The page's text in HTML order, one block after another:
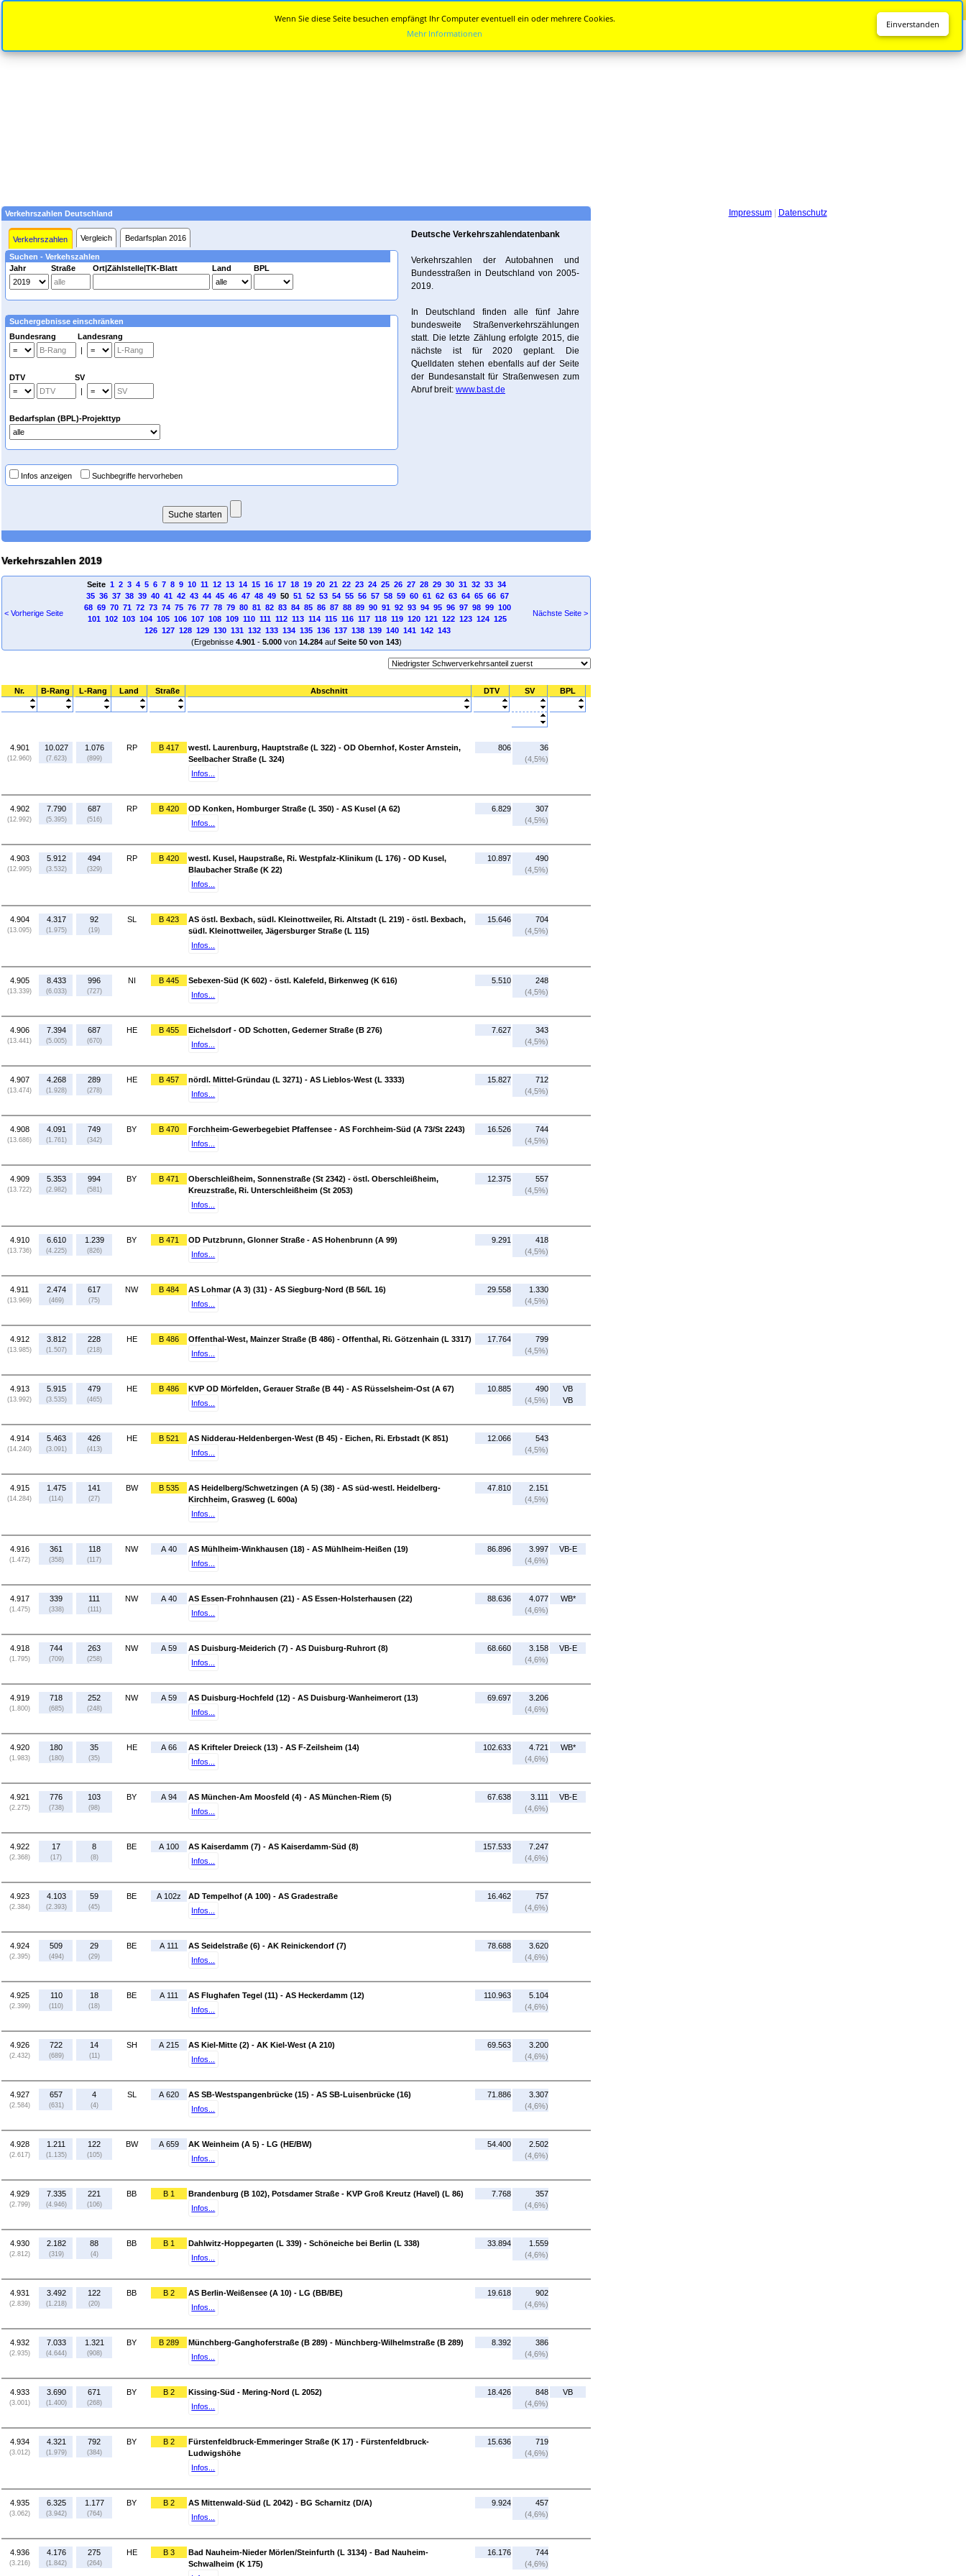
Verkehrszahlen Deutschland
Verkehrszahlen Vergleich Bedarfsplan 2016
Suchen - Verkehszahlen
Jahr
Straße Ort|Zählstelle|TK-Blatt Land BPL
Suchergebnisse einschränken
Bundesrang Landesrang
|
DTV SV
|
Bedarfsplan (BPL)-Projekttyp
Infos anzeigen Suchbegriffe hervorheben
Deutsche Verkehrszahlendatenbank
Verkehrszahlen der Autobahnen und
Bundesstraßen in Deutschland von 2005-
2019.
In Deutschland finden alle fünf Jahre
bundesweite Straßenverkehrszählungen
statt. Die letzte Zählung erfolgte 2015, die
nächste ist für 2020 geplant. Die
Quelldaten stehen ebenfalls auf der Seite
der Bundesanstalt für Straßenwesen zum
Abruf breit: www.bast.de
Verkehrszahlen 2019
< Vorherige Seite
Seite 1 2 3 4 5 6 7 8 9 10 11 12 13 14 15 16 17 18 19 20 21 22 23 24 25 26 27 28 29 30 31 32 33 34
35 36 37 38 39 40 41 42 43 44 45 46 47 48 4950 51 52 53 54 55 56 57 58 59 60 61 62 63 64 65 66 67
68 69 70 71 72 73 74 75 76 77 78 79 80 81 82 83 84 85 86 87 88 89 90 91 92 93 94 95 96 97 98 99 100
101 102 103 104 105 106 107 108 109 110 111 112 113 114 115 116 117 118 119 120 121 122 123 124 125
126 127 128 129 130 131 132 133 134 135 136 137 138 139 140 141 142 143
(Ergebnisse 4.901- 5.000von 14.284auf Seite 50 von 143)
Nächste Seite >
Nr. B-Rang L-Rang Land Straße Abschnitt DTV SV BPL
4.901
(12.960)
10.027
(7.623)
1.076
(899)
RP B 417
westl. Laurenburg, Hauptstraße (L 322) - OD Obernhof, Koster Arnstein,
Seelbacher Straße (L 324)
Infos...
806
36
(4,5%)
4.902
(12.992)
7.790
(5.395)
687
(516)
RP B 420
OD Konken, Homburger Straße (L 350) - AS Kusel (A 62)
Infos...
6.829
307
(4,5%)
4.903
(12.995)
5.912
(3.532)
494
(329)
RP B 420
westl. Kusel, Haupstraße, Ri. Westpfalz-Klinikum (L 176) - OD Kusel,
Blaubacher Straße (K 22)
Infos...
10.897
490
(4,5%)
4.904
(13.095)
4.317
(1.975)
92
(19)
SL B 423
AS östl. Bexbach, südl. Kleinottweiler, Ri. Altstadt (L 219) - östl. Bexbach,
südl. Kleinottweiler, Jägersburger Straße (L 115)
Infos...
15.646
704
(4,5%)
4.905
(13.339)
8.433
(6.033)
996
(727)
NI B 445
Sebexen-Süd (K 602) - östl. Kalefeld, Birkenweg (K 616)
Infos...
5.510
248
(4,5%)
4.906
(13.441)
7.394
(5.005)
687
(670)
HE B 455
Eichelsdorf - OD Schotten, Gederner Straße (B 276)
Infos...
7.627
343
(4,5%)
4.907
(13.474)
4.268
(1.928)
289
(278)
HE B 457
nördl. Mittel-Gründau (L 3271) - AS Lieblos-West (L 3333)
Infos...
15.827
712
(4,5%)
4.908
(13.686)
4.091
(1.761)
749
(342)
BY B 470
Forchheim-Gewerbegebiet Pfaffensee - AS Forchheim-Süd (A 73/St 2243)
Infos...
16.526
744
(4,5%)
4.909
(13.722)
5.353
(2.982)
994
(581)
BY B 471
Oberschleißheim, Sonnenstraße (St 2342) - östl. Oberschleißheim,
Kreuzstraße, Ri. Unterschleißheim (St 2053)
Infos...
12.375
557
(4,5%)
4.910
(13.736)
6.610
(4.225)
1.239
(826)
BY B 471
OD Putzbrunn, Glonner Straße - AS Hohenbrunn (A 99)
Infos...
9.291
418
(4,5%)
4.911
(13.969)
2.474
(469)
617
(75)
NW B 484
AS Lohmar (A 3) (31) - AS Siegburg-Nord (B 56/L 16)
Infos...
29.558
1.330
(4,5%)
4.912
(13.985)
3.812
(1.507)
228
(218)
HE B 486
Offenthal-West, Mainzer Straße (B 486) - Offenthal, Ri. Götzenhain (L 3317)
Infos...
17.764
799
(4,5%)
4.913
(13.992)
5.915
(3.535)
479
(465)
HE B 486
KVP OD Mörfelden, Gerauer Straße (B 44) - AS Rüsselsheim-Ost (A 67)
Infos...
10.885
490
(4,5%)
VB
VB
4.914
(14.240)
5.463
(3.091)
426
(413)
HE B 521
AS Nidderau-Heldenbergen-West (B 45) - Eichen, Ri. Erbstadt (K 851)
Infos...
12.066
543
(4,5%)
4.915
(14.284)
1.475
(114)
141
(27)
BW B 535
AS Heidelberg/Schwetzingen (A 5) (38) - AS süd-westl. Heidelberg-
Kirchheim, Grasweg (L 600a)
Infos...
47.810
2.151
(4,5%)
4.916
(1.472)
361
(358)
118
(117)
NW A 40
AS Mühlheim-Winkhausen (18) - AS Mühlheim-Heißen (19)
Infos...
86.896
3.997
(4,6%)
VB-E
4.917
(1.475)
339
(338)
111
(111)
NW A 40
AS Essen-Frohnhausen (21) - AS Essen-Holsterhausen (22)
Infos...
88.636
4.077
(4,6%)
WB*
4.918
(1.795)
744
(709)
263
(258)
NW A 59
AS Duisburg-Meiderich (7) - AS Duisburg-Ruhrort (8)
Infos...
68.660
3.158
(4,6%)
VB-E
4.919
(1.800)
718
(685)
252
(248)
NW A 59
AS Duisburg-Hochfeld (12) - AS Duisburg-Wanheimerort (13)
Infos...
69.697
3.206
(4,6%)
4.920
(1.983)
180
(180)
35
(35)
HE A 66
AS Krifteler Dreieck (13) - AS F-Zeilsheim (14)
Infos...
102.633
4.721
(4,6%)
WB*
4.921
(2.275)
776
(738)
103
(98)
BY A 94
AS München-Am Moosfeld (4) - AS München-Riem (5)
Infos...
67.638
3.111
(4,6%)
VB-E
4.922
(2.368)
17
(17)
8
(8)
BE A 100
AS Kaiserdamm (7) - AS Kaiserdamm-Süd (8)
Infos...
157.533
7.247
(4,6%)
4.923
(2.384)
4.103
(2.393)
59
(45)
BE A 102z
AD Tempelhof (A 100) - AS Gradestraße
Infos...
16.462
757
(4,6%)
4.924
(2.395)
509
(494)
29
(29)
BE A 111
AS Seidelstraße (6) - AK Reinickendorf (7)
Infos...
78.688
3.620
(4,6%)
4.925
(2.399)
110
(110)
18
(18)
BE A 111
AS Flughafen Tegel (11) - AS Heckerdamm (12)
Infos...
110.963
5.104
(4,6%)
4.926
(2.432)
722
(689)
14
(11)
SH A 215
AS Kiel-Mitte (2) - AK Kiel-West (A 210)
Infos...
69.563
3.200
(4,6%)
4.927
(2.584)
657
(631)
4
(4)
SL A 620
AS SB-Westspangenbrücke (15) - AS SB-Luisenbrücke (16)
Infos...
71.886
3.307
(4,6%)
4.928
(2.617)
1.211
(1.135)
122
(105)
BW A 659
AK Weinheim (A 5) - LG (HE/BW)
Infos...
54.400
2.502
(4,6%)
4.929
(2.799)
7.335
(4.946)
221
(106)
BB B 1
Brandenburg (B 102), Potsdamer Straße - KVP Groß Kreutz (Havel) (L 86)
Infos...
7.768
357
(4,6%)
4.930
(2.812)
2.182
(319)
88
(4)
BB B 1
Dahlwitz-Hoppegarten (L 339) - Schöneiche bei Berlin (L 338)
Infos...
33.894
1.559
(4,6%)
4.931
(2.839)
3.492
(1.218)
122
(20)
BB B 2
AS Berlin-Weißensee (A 10) - LG (BB/BE)
Infos...
19.618
902
(4,6%)
4.932
(2.935)
7.033
(4.644)
1.321
(908)
BY B 289
Münchberg-Ganghoferstraße (B 289) - Münchberg-Wilhelmstraße (B 289)
Infos...
8.392
386
(4,6%)
4.933
(3.001)
3.690
(1.400)
671
(268)
BY B 2
Kissing-Süd - Mering-Nord (L 2052)
Infos...
18.426
848
(4,6%)
VB
4.934
(3.012)
4.321
(1.979)
792
(384)
BY B 2
Fürstenfeldbruck-Emmeringer Straße (K 17) - Fürstenfeldbruck-
Ludwigshöhe
Infos...
15.636
719
(4,6%)
4.935
(3.062)
6.325
(3.942)
1.177
(764)
BY B 2
AS Mittenwald-Süd (L 2042) - BG Scharnitz (D/A)
Infos...
9.924
457
(4,6%)
4.936
(3.216)
4.176
(1.842)
275
(264)
HE B 3
Bad Nauheim-Nieder Mörlen/Steinfurth (L 3134) - Bad Nauheim-
Schwalheim (K 175)
16.176
744
(4,6%)
Impressum| Datenschutz
Einverstanden
Wenn Sie diese Seite besuchen empfängt Ihr Computer eventuell ein oder mehrere Cookies.
Mehr Informationen